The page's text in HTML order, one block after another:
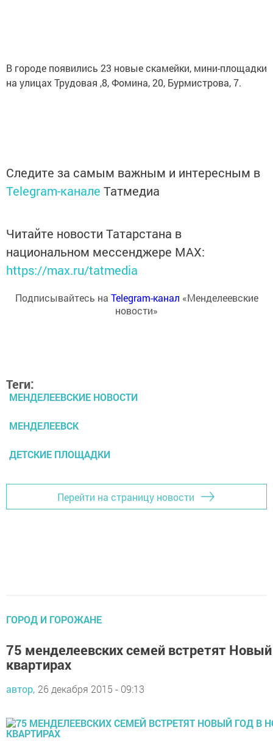
В городе появились 23 новые скамейки, мини-площадки
на улицах Трудовая ,8, Фомина, 20, Бурмистрова, 7.
Следите за самым важным и интересным в
Telegram-канале Татмедиа
Читайте новости Татарстана в
национальном мессенджере MАХ:
https://max.ru/tatmedia
Подписывайтесь на Telegram-канал «Менделеевские
новости»
Теги:
МЕНДЕЛЕЕВСКИЕ НОВОСТИ
МЕНДЕЛЕЕВСК
ДЕТСКИЕ ПЛОЩАДКИ
Перейти на страницу новости
ГОРОД И ГОРОЖАНЕ
75 менделеевских семей встретят
квартирах
автор, 26 декабря 2015 - 09:13